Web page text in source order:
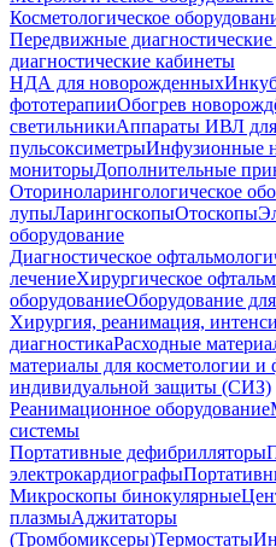
Косметологическое
Передвижные
диагностические кабинеты
НДА для новорожденных
фототерапииОбогрев
светильникиАппараты ИВЛ
пульсоксиметрыИнфузионные
мониторыДополнительные
Оториноларингологическое
лупыЛарингоскопыОтоскопы
оборудование
Диагностическое
лечениеХирургическое
оборудованиеОборудование
Хирургия, реанимация,
диагностикаРасходные
материалы для косметологии и
индивидуальной защиты (СИЗ)
Реанимационное оборудование
системы
Портативные дефибрилляторы
электрокардиографы
Микроскопы бинокулярные
плазмыАджитаторы
(Тромбомиксеры)Термостаты